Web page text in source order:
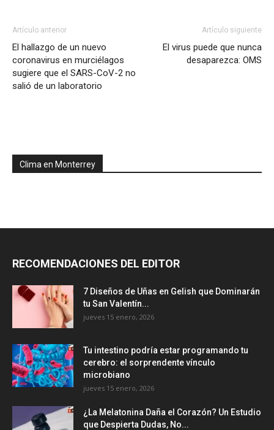
Artículo anterior
El hallazgo de un nuevo
coronavirus en murciélagos
sugiere que el SARS-CoV-2 no
salió de un laboratorio
Artículo siguiente
El virus puede que nunca
desaparezca: OMS
Clima en Monterrey
RECOMENDACIONES DEL EDITOR
7 Diseños de Uñas en Gelish que Dominarán
tu San Valentín...
jueves 15 enero, 2026
Tu intestino podría estar programando tu
cerebro: el sorprendente vínculo
microbiano
jueves 15 enero, 2026
¿La Melatonina Daña el Corazón? Un Estudio
que Despierta Dudas, No...